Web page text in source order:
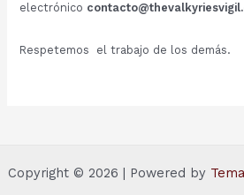
electrónico
Respetemos el trabajo de los demás.
Copyright © 2026 | Powered by